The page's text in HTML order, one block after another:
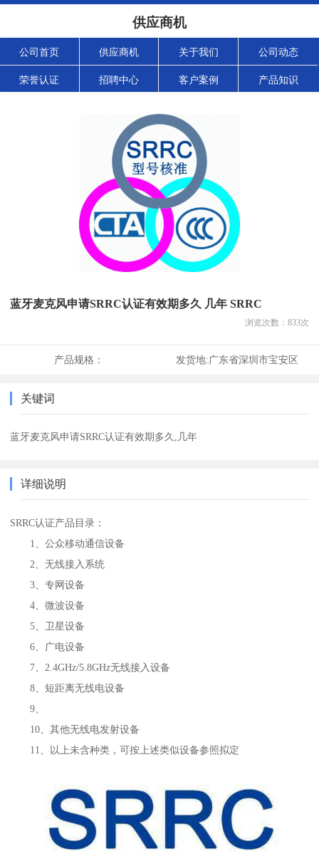
供应商机
公司首页 供应商机 关于我们 公司动态
荣誉认证 招聘中心 客户案例 产品知识
蓝牙麦克风申请SRRC认证有效期多久 几年 SRRC
浏览次数： 833次
产品规格： 发货地:广东省深圳市宝安区
关键词
蓝牙麦克风申请SRRC认证有效期多久,几年
详细说明
SRRC认证产品目录：
1、公众移动通信设备
2、无线接入系统
3、专网设备
4、微波设备
5、卫星设备
6、广电设备
7、2.4GHz/5.8GHz无线接入设备
8、短距离无线电设备
9、
10、其他无线电发射设备
11、以上未含种类，可按上述类似设备参照拟定